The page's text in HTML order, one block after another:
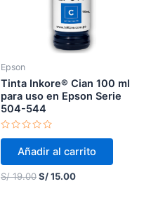
Epson
Tinta Inkore® Cian 100 ml
para uso en Epson Serie
504-544
Valorado
de
5
Añadir al carrito
S/19.00S/15.00